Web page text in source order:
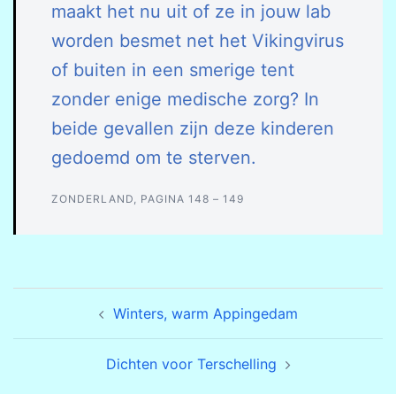
maakt het nu uit of ze in jouw lab
worden besmet net het Vikingvirus
of buiten in een smerige tent
zonder enige medische zorg? In
beide gevallen zijn deze kinderen
gedoemd om te sterven.
ZONDERLAND, PAGINA 148 – 149
navigatie Winters, warm Appingedam
Dichten voor Terschelling